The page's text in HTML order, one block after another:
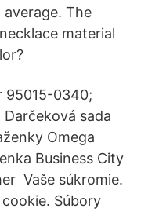
The
material
95015-0340;
sada
Omega
Business City
Vaše súkromie.
Súbory